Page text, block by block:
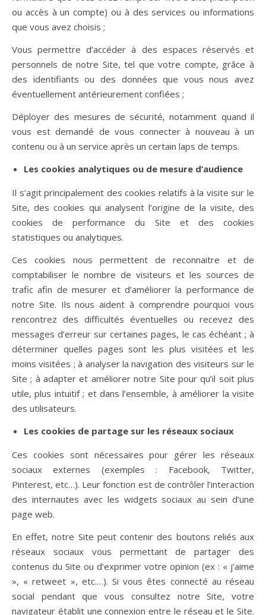
ou accès à un compte) ou à des services ou informations
que vous avez choisis ;
Vous permettre d’accéder à des espaces réservés et
personnels de notre Site, tel que votre compte, grâce à
des identifiants ou des données que vous nous avez
éventuellement antérieurement confiées ;
Déployer des mesures de sécurité, notamment quand il
vous est demandé de vous connecter à nouveau à un
contenu ou à un service après un certain laps de temps.
Les cookies analytiques ou de mesure d’audience
Il s’agit principalement des cookies relatifs à la visite sur le
Site, des cookies qui analysent l’origine de la visite, des
cookies de performance du Site et des cookies
statistiques ou analytiques.
Ces cookies nous permettent de reconnaitre et de
comptabiliser le nombre de visiteurs et les sources de
trafic afin de mesurer et d’améliorer la performance de
notre Site. Ils nous aident à comprendre pourquoi vous
rencontrez des difficultés éventuelles ou recevez des
messages d’erreur sur certaines pages, le cas échéant ; à
déterminer quelles pages sont les plus visitées et les
moins visitées ; à analyser la navigation des visiteurs sur le
Site ; à adapter et améliorer notre Site pour qu’il soit plus
utile, plus intuitif ; et dans l’ensemble, à améliorer la visite
des utilisateurs.
Les cookies de partage sur les réseaux sociaux
Ces cookies sont nécessaires pour gérer les réseaux
sociaux externes (exemples : Facebook, Twitter,
Pinterest, etc…). Leur fonction est de contrôler l’interaction
des internautes avec les widgets sociaux au sein d’une
page web.
En effet, notre Site peut contenir des boutons reliés aux
réseaux sociaux vous permettant de partager des
contenus du Site ou d’exprimer votre opinion (ex : « j’aime
», « retweet », etc.…). Si vous êtes connecté au réseau
social pendant que vous consultez notre Site, votre
navigateur établit une connexion entre le réseau et le Site.